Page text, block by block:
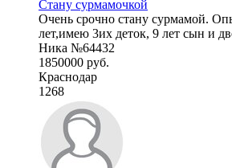
Стану сурмамочкой
Очень срочно стану сурмамой.
лет,имею 3их деток, 9 лет сын и
Ника №64432
1850000 руб.
Краснодар
1268